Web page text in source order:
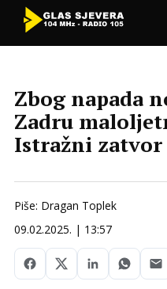
Zbog napada
Zadru
Istražni zatvor
Piše: Dragan Toplek
09.02.2025. | 13:57